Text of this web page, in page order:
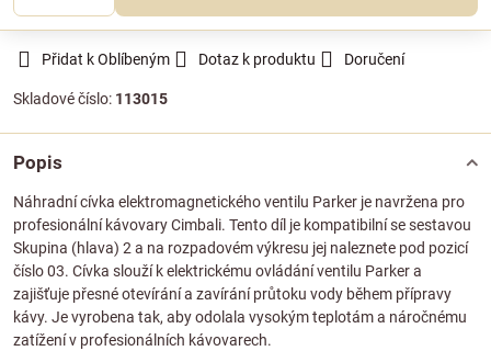
Přidat k Oblíbeným Dotaz k produktu Doručení
Skladové číslo: 113015
Popis
Náhradní cívka elektromagnetického ventilu Parker je navržena pro
profesionální kávovary Cimbali. Tento díl je kompatibilní se sestavou
Skupina (hlava) 2 a na rozpadovém výkresu jej naleznete pod pozicí
číslo 03. Cívka slouží k elektrickému ovládání ventilu Parker a
zajišťuje přesné otevírání a zavírání průtoku vody během přípravy
kávy. Je vyrobena tak, aby odolala vysokým teplotám a náročnému
zatížení v profesionálních kávovarech.